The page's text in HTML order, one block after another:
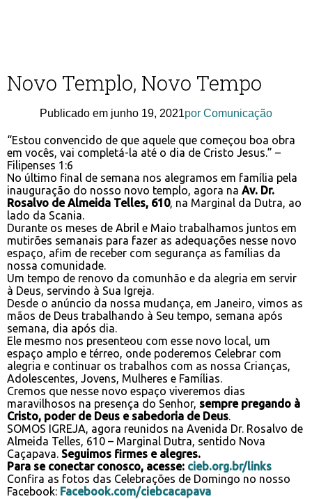
Novo Templo, Novo Tempo
Publicado em junho 19, 2021por Comunicação
“Estou convencido de que aquele que começou boa obra
em vocês, vai completá-la até o dia de Cristo Jesus.” –
Filipenses 1:6‬
No último final de semana nos alegramos em família pela
inauguração do nosso novo templo, agora na Av. Dr.
Rosalvo de Almeida Telles, 610, na Marginal da Dutra, ao
lado da Scania.
Durante os meses de Abril e Maio trabalhamos juntos em
mutirões semanais para fazer as adequações nesse novo
espaço, afim de receber com segurança as famílias da
nossa comunidade.
Um tempo de renovo da comunhão e da alegria em servir
à Deus, servindo à Sua Igreja.
Desde o anúncio da nossa mudança, em Janeiro, vimos as
mãos de Deus trabalhando à Seu tempo, semana após
semana, dia após dia.
Ele mesmo nos presenteou com esse novo local, um
espaço amplo e térreo, onde poderemos Celebrar com
alegria e continuar os trabalhos com as nossa Crianças,
Adolescentes, Jovens, Mulheres e Famílias.
Cremos que nesse novo espaço viveremos dias
maravilhosos na presença do Senhor, sempre pregando à
Cristo, poder de Deus e sabedoria de Deus.
SOMOS IGREJA, agora reunidos na Avenida Dr. Rosalvo de
Almeida Telles, 610 – Marginal Dutra, sentido Nova
Caçapava. Seguimos firmes e alegres.
Para se conectar conosco, acesse: cieb.org.br/links
Confira as fotos das Celebrações de Domingo no nosso
Facebook: Facebook.com/ciebcacapava